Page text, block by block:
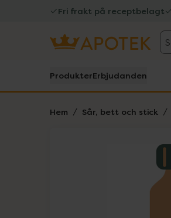
Fri frakt på receptbelagt
ProdukterErbjudanden
Hem Sår, bett och stick
Lista: .